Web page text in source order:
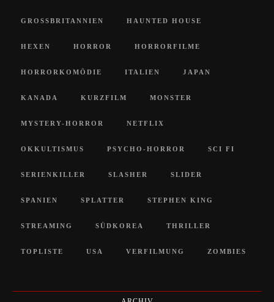
GROSSBRITANNIEN HAUNTED HOUSE
HEXEN HORROR HORRORFILME
HORRORKOMÖDIE ITALIEN JAPAN
KANADA KURZFILM MONSTER
MYSTERY-HORROR NETFLIX
OKKULTISMUS PSYCHO-HORROR SCI FI
SERIENKILLER SLASHER SLIDER
SPANIEN SPLATTER STEPHEN KING
STREAMING SÜDKOREA THRILLER
TOPLISTE USA VERFILMUNG ZOMBIES